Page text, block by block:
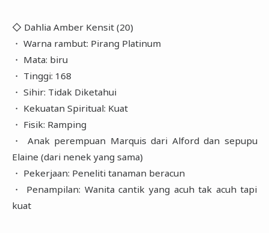
◇ Dahlia Amber Kensit (20)
・ Warna rambut: Pirang Platinum
・ Mata: biru
・ Tinggi: 168
・ Sihir: Tidak Diketahui
・ Kekuatan Spiritual: Kuat
・ Fisik: Ramping
・ Anak perempuan Marquis dari Alford dan sepupu
Elaine (dari nenek yang sama)
・ Pekerjaan: Peneliti tanaman beracun
・ Penampilan: Wanita cantik yang acuh tak acuh tapi
kuat